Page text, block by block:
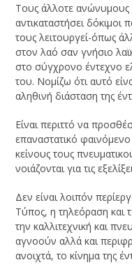
Τους άλλοτε
αντικαταστήσει δόκιμοι
τους λειτουργεί-όπως
στον λαό σαν γνήσιο
στο σύγχρονο έντεχνο
του. Νομίζω ότι αυτό
αληθινή διάσταση της
Είναι περιττό να
επαναστατικό
κείνους τους
νοιάζονται για τις
Δεν είναι λοιπόν
Τύπος, η τηλεόραση και
την καλλιτεχνική και
αγνοούν αλλά και
ανοιχτά, το κίνημα της